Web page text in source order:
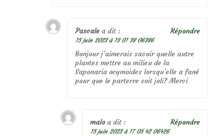
Pascale a dit :
15 juin 2023 à 13 01 38 06386
Bonjour j’aimerais savoir quelle autre
plantes mettre au milieu de la
Saponaria ocymoides lorsqu’elle a fané
pour que le parterre soit joli? Merci
Répondre
malo a dit :
15 juin 2023 à 17 05 42 06426
Répondre